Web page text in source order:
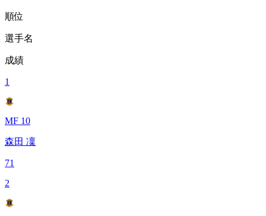
順位
選手名
成績
1
MF 10
森田 凜
71
2